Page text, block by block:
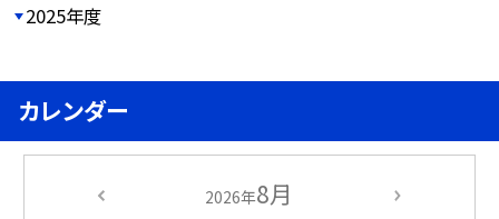
2025年度
カレンダー
2026年8月